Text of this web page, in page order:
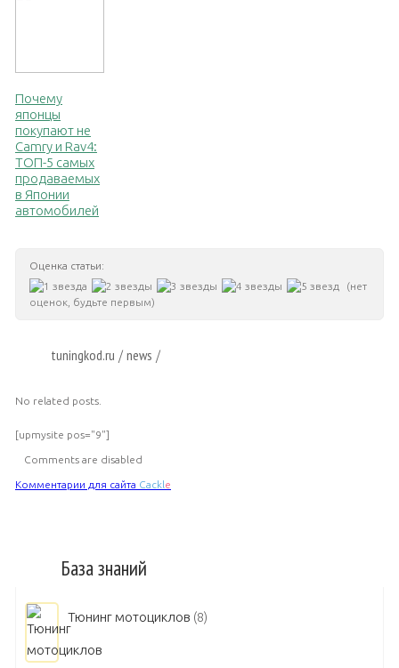
Почему
японцы
покупают не
Camry и Rav4:
ТОП-5 самых
продаваемых
в Японии
автомобилей
Оценка статьи:
(нет
оценок, будьте первым)
tuningkod.ru / news /
No related posts.
[upmysite pos="9"]
Comments are disabled
Комментарии для сайта Cackle
База знаний
Тюнинг мотоциклов (8)